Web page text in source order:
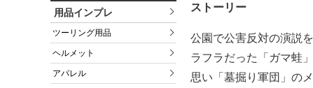
用品インプレ
ツーリング用品
ヘルメット
アパレル
ストーリー
公園で公害反対の演説
ラフラだった「ガマ蛙
思い「墓掘り軍団」の